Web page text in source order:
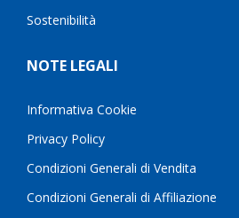
Sostenibilità
NOTE LEGALI
Informativa Cookie
Privacy Policy
Condizioni Generali di Vendita
Condizioni Generali di Affiliazione